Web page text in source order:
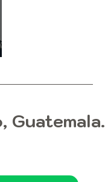
Guatemala.